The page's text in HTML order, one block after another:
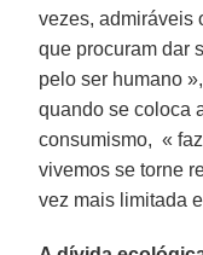
vezes, admiráveis
que procuram dar
pelo ser humano
quando se coloca
consumismo, «
vivemos se torne
vez mais limitada